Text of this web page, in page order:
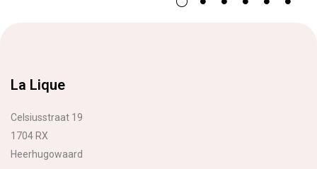
La Lique
Celsiusstraat 19
1704 RX
Heerhugowaard